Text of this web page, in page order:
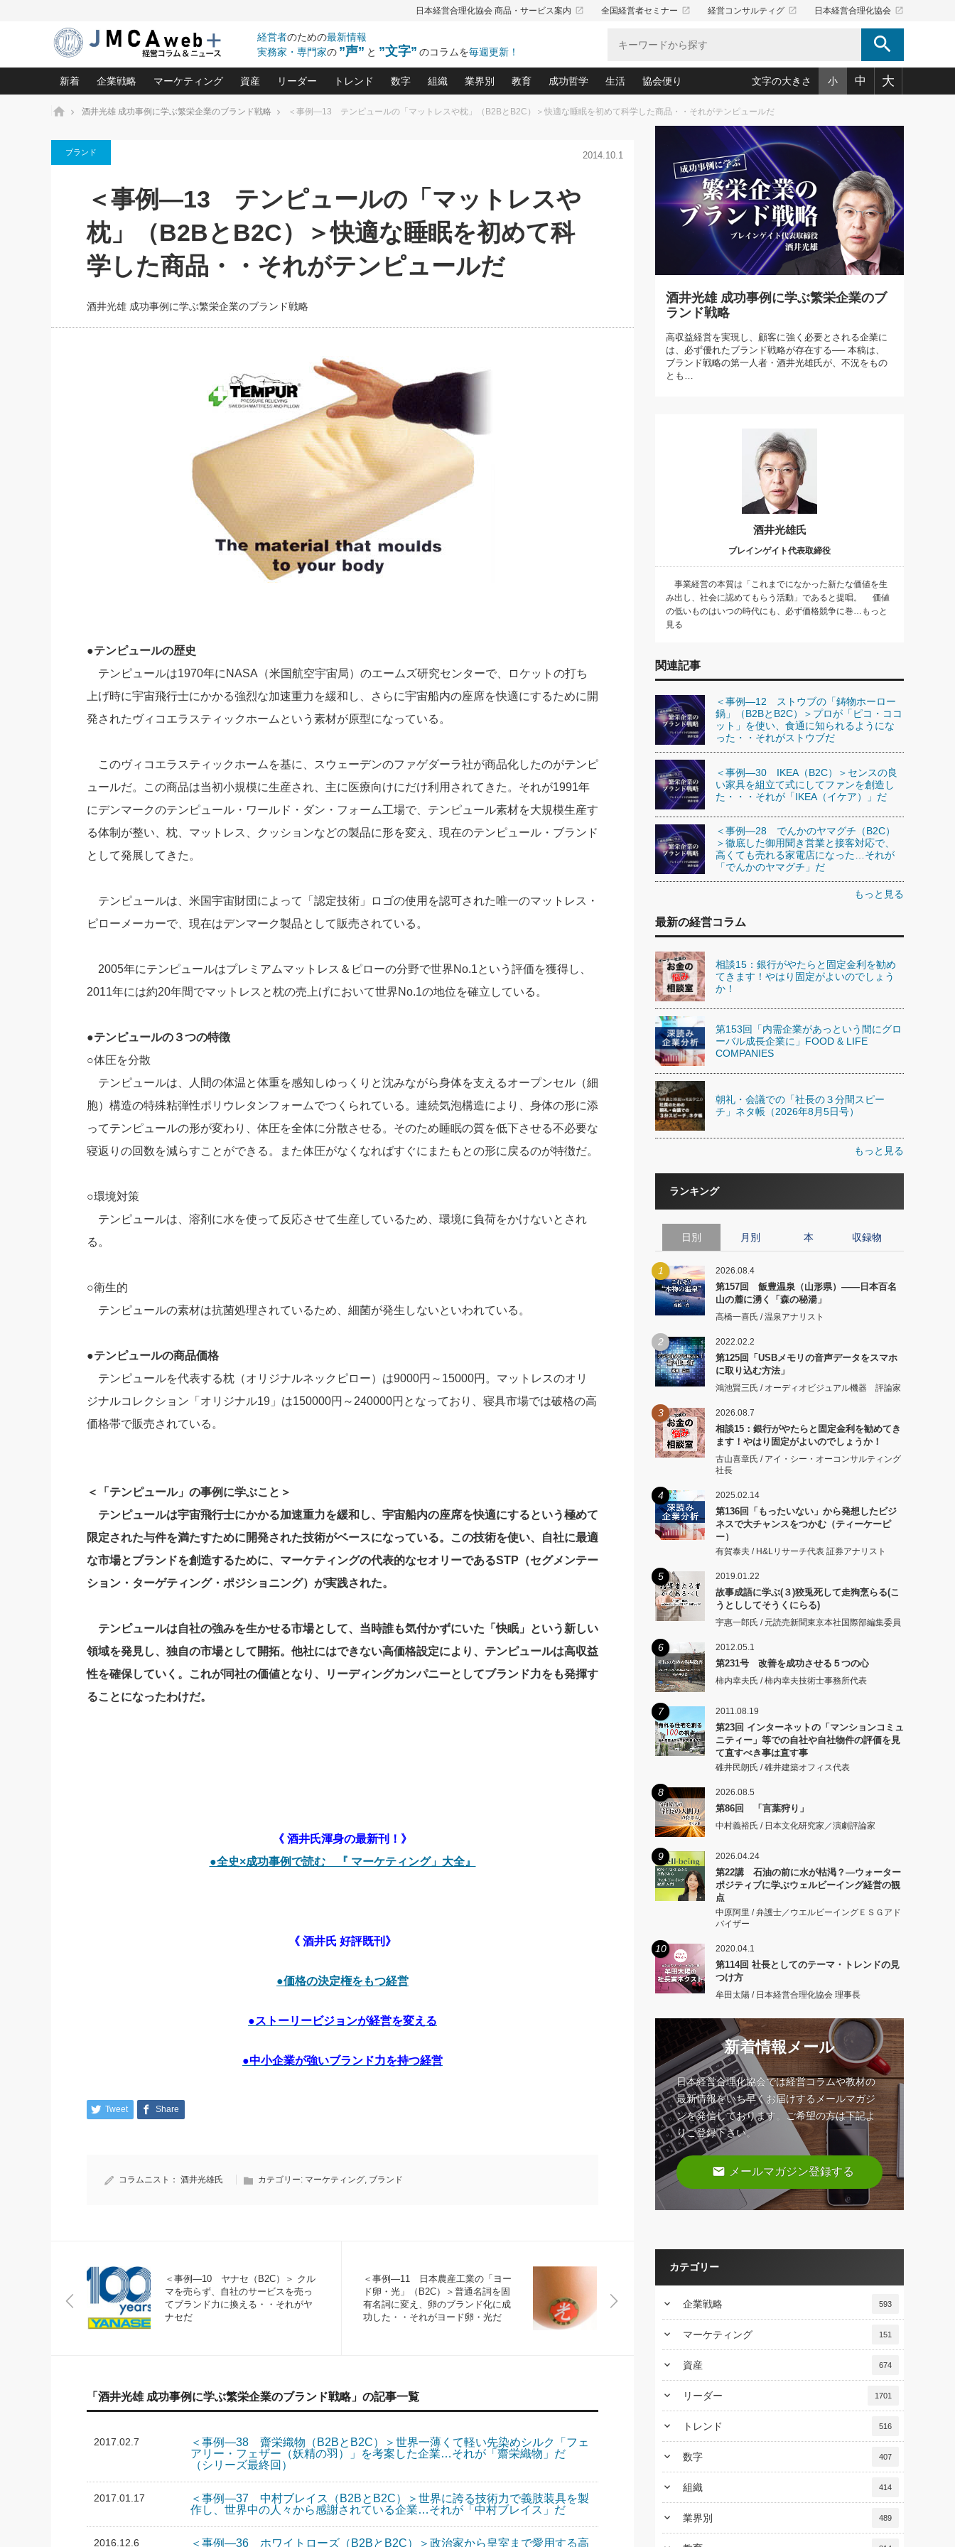
日本経営合理化協会 商品・サービス案内 launch 全国経営者セミナー launch 経営コンサルティグ launch 日本経営合理化協会 launch
経営者のための最新情報
実務家・専門家の ”声” と ”文字” のコラムを毎週更新！ search
新着
相談15：銀行がやたらと固定金
利を勧めてきます！やはり固定
がよいのでしょうか！
2026.08.7
う間にグローバル成長企業に」
FOOD & LIFE COMPANIES
2026.08.5
朝礼・会議での「社長の３分間
2026.08.5
第109話 伝統的産品を21世紀
に生かし切る！
2026.08.5
第86回 「言葉狩り」
もっとみる
企業戦略
中小企業の「１位づくり」戦略(96)
利益を最大化する「業務改善」横田尚哉氏(5)
強い会社を築く ビジネス・クリニック(240)
日本レーザー「人を大切にしながら利益を上げる経営」の極意
(3)
武器としてのM&A入門(3)
社長のための“儲かる通販”戦略視点(151)
マーケティング
ロングセラーの玉手箱(9)
大復活＆快進撃！ユニバーサルスタジオジャパンの成功要因と
は(5)
最高の自分を表現する 成功イメージ戦略(77)
酒井光雄 成功事例に学ぶ繁栄企業のブランド戦略(39)
資産
中国経済の最新動向(204)
事業承継の前に、決めておきたい、知っておきたい、やってお
きたいコト(12)
会社と社長のための資産管理講座(95)
深読み企業分析(153)
リーダー
ピョートル・F・グジバチの『経営戦略の新常識』(12)
指導者たる者かくあるべし(635)
朝礼・会議での「社長の３分間スピーチ」ネタ帳(159)
楠木建の「経営知になる考え方」(57)
酒井英之の社長のビジョン実現道場(10)
トレンド
北村森の「今月のヒット商品」(109)
次の売れ筋をつかむ術(102)
社長のメシの種 4.0(206)
数字
会社を守り抜くための緊急対策(100)
強い決算書の会社はココが違う！(36)
損益分岐点を下げる、Ｐ／Ｌ不況時代の新戦略(12)
新・会計経営と実学(37)
決算書の“見える化”術(12)
組織
職場の生産性を下げるハラスメントの予防策(10)
賃金決定の定石(68)
顧客・社員・社会から支持される「ウェルビーイング経営入
門」(23)
業界別
大久保一彦の“流行る”お店の仕組みづくり(210)
柿内幸夫─社長のための現場改善(174)
教育
あなただからお願いしたいと思われる 気配りの達人(127)
クレーム対応 実践マニュアル(92)
クレーム対応の新知識と新常識(57)
デキル社員に育てる！ 社員教育の決め手(203)
社長のための“全員営業”(30)
成功哲学
中国哲学に学ぶ 不況は会社守成の好機(38)
令和時代の「社長の人間力の磨き方」(86)
先人の名句名言の教え 東洋思想に学ぶ経営学(132)
渡部昇一の「日本の指導者たち」(32)
経営に活かす“十八史略”(30)
生活
おのころ心平の ──社長のための「か・ら・だマネジメント」
(50)
デジタルＡＶを味方に！新・仕事術(180)
リーダー脳の鍛え方(32)
ワインを楽しむ基礎レッスン(12)
必読！社長が読むべき今月の4冊(88)
眼と耳で楽しむ読書術(162)
社長の「氣」(30)
米国スポーツ・ビジネスに学ぶ心理学(98)
高橋一喜の『これぞ！"本物の温泉"』(157)
協会便り
「愛読者通信」著者インタビュー(44)
ビジネス見聞録 経営ニュース(100)
作間信司の経営無形庵(けいえいむぎょうあん)(166)
経営セミナー情報局(1)
繁栄への着眼点 牟田太陽(76)
講話を聞いて学ぼう 実学・耳学・磨く「ミミガク」のすすめ
文字の大きさ 小 中 大
ホーム 酒井光雄 成功事例に学ぶ繁栄企業のブランド戦略 ＜事例―13 テンピュールの「マットレスや枕」（B2BとB2C）＞快適な睡眠を初めて科学した商品・・それがテンピュールだ
ブランド 2014.10.1
＜事例―13 テンピュールの「マットレスや
枕」（B2BとB2C）＞快適な睡眠を初めて科
学した商品・・それがテンピュールだ
酒井光雄 成功事例に学ぶ繁栄企業のブランド戦略
●テンピュールの歴史
テンピュールは1970年にNASA（米国航空宇宙局）のエームズ研究センターで、ロケットの打ち
上げ時に宇宙飛行士にかかる強烈な加速重力を緩和し、さらに宇宙船内の座席を快適にするために開
発されたヴィコエラスティックホームという素材が原型になっている。
このヴィコエラスティックホームを基に、スウェーデンのファゲダーラ社が商品化したのがテンピ
ュールだ。この商品は当初小規模に生産され、主に医療向けにだけ利用されてきた。それが1991年
にデンマークのテンピュール・ワールド・ダン・フォーム工場で、テンピュール素材を大規模生産す
る体制が整い、枕、マットレス、クッションなどの製品に形を変え、現在のテンピュール・ブランド
として発展してきた。
テンピュールは、米国宇宙財団によって「認定技術」ロゴの使用を認可された唯一のマットレス・
ピローメーカーで、現在はデンマーク製品として販売されている。
2005年にテンピュールはプレミアムマットレス＆ピローの分野で世界No.1という評価を獲得し、
2011年には約20年間でマットレスと枕の売上げにおいて世界No.1の地位を確立している。
●テンピュールの３つの特徴
○体圧を分散
テンピュールは、人間の体温と体重を感知しゆっくりと沈みながら身体を支えるオープンセル（細
胞）構造の特殊粘弾性ポリウレタンフォームでつくられている。連続気泡構造により、身体の形に添
ってテンピュールの形が変わり、体圧を全体に分散させる。そのため睡眠の質を低下させる不必要な
寝返りの回数を減らすことができる。また体圧がなくなればすぐにまたもとの形に戻るのが特徴だ。
○環境対策
テンピュールは、溶剤に水を使って反応させて生産しているため、環境に負荷をかけないとされ
る。
○衛生的
テンピュールの素材は抗菌処理されているため、細菌が発生しないといわれている。
●テンピュールの商品価格
テンピュールを代表する枕（オリジナルネックピロー）は9000円～15000円。マットレスのオリ
ジナルコレクション「オリジナル19」は150000円～240000円となっており、寝具市場では破格の高
価格帯で販売されている。
＜「テンピュール」の事例に学ぶこと＞
テンピュールは宇宙飛行士にかかる加速重力を緩和し、宇宙船内の座席を快適にするという極めて
限定された与件を満たすために開発された技術がベースになっている。この技術を使い、自社に最適
な市場とブランドを創造するために、マーケティングの代表的なセオリーであるSTP（セグメンテー
ション・ターゲティング・ポジショニング）が実践された。
テンピュールは自社の強みを生かせる市場として、当時誰も気付かずにいた「快眠」という新しい
領域を発見し、独自の市場として開拓。他社にはできない高価格設定により、テンピュールは高収益
性を確保していく。これが同社の価値となり、リーディングカンパニーとしてブランド力をも発揮す
ることになったわけだ。
《 酒井氏渾身の最新刊！》
●全史×成功事例で読む 『 マーケティング」大全』
《 酒井氏 好評既刊》
●価格の決定権をもつ経営
●ストーリービジョンが経営を変える
●中小企業が強いブランド力を持つ経営
Tweet Share
コラムニスト： 酒井光雄氏 カテゴリー: マーケティング, ブランド
＜事例―10 ヤナセ（B2C）＞ クル
マを売らず、自社のサービスを売っ
てブランド力に換える・・それがヤ
ナセだ
＜事例―11 日本農産工業の「ヨー
ド卵・光」（B2C）＞普通名詞を固
有名詞に変え、卵のブランド化に成
功した・・それがヨード卵・光だ
「酒井光雄 成功事例に学ぶ繁栄企業のブランド戦略」の記事一覧
2017.02.7
＜事例―38 齋栄織物（B2BとB2C）＞世界一薄くて軽い先染めシルク「フェ
アリー・フェザー（妖精の羽）」を考案した企業…それが「齋栄織物」だ
（シリーズ最終回）
2017.01.17
＜事例―37 中村ブレイス（B2BとB2C）＞世界に誇る技術力で義肢装具を製
作し、世界中の人々から感謝されている企業…それが「中村ブレイス」だ
2016.12.6 ＜事例―36 ホワイトローズ（B2BとB2C）＞政治家から皇室まで愛用する高
酒井光雄 成功事例に学ぶ繁栄企業のブ
ランド戦略
高収益経営を実現し、顧客に強く必要とされる企業に
は、必ず優れたブランド戦略が存在する── 本稿は、
ブランド戦略の第一人者・酒井光雄氏が、不況をもの
とも…
酒井光雄氏
ブレインゲイト代表取締役
事業経営の本質は「これまでになかった新たな価値を生
み出し、社会に認めてもらう活動」であると提唱。 価値
の低いものはいつの時代にも、必ず価格競争に巻…もっと
見る
関連記事
＜事例―12 ストウブの「鋳物ホーロー
鍋」（B2BとB2C）＞プロが「ピコ・ココ
ット」を使い、食通に知られるようにな
った・・それがストウブだ
＜事例―30 IKEA（B2C）＞センスの良
い家具を組立て式にしてファンを創造し
た・・・それが「IKEA（イケア）」だ
＜事例―28 でんかのヤマグチ（B2C）
＞徹底した御用聞き営業と接客対応で、
高くても売れる家電店になった…それが
「でんかのヤマグチ」だ
もっと見る
最新の経営コラム
相談15：銀行がやたらと固定金利を勧め
てきます！やはり固定がよいのでしょう
か！
第153回「内需企業があっという間にグロ
ーバル成長企業に」FOOD & LIFE
COMPANIES
朝礼・会議での「社長の３分間スピー
チ」ネタ帳（2026年8月5日号）
もっと見る
ランキング
日別 月別 本 収録物
1 2026.08.4
第157回 飯豊温泉（山形県）――日本百名
山の麓に湧く「森の秘湯」
高橋一喜氏 / 温泉アナリスト
2 2022.02.2
第125回「USBメモリの音声データをスマホ
に取り込む方法」
鴻池賢三氏 / オーディオビジュアル機器 評論家
3 2026.08.7
相談15：銀行がやたらと固定金利を勧めてき
ます！やはり固定がよいのでしょうか！
古山喜章氏 / アイ・シー・オーコンサルティング
社長
4 2025.02.14
第136回「もったいない」から発想したビジ
ネスで大チャンスをつかむ（ティーケーピ
ー）
有賀泰夫 / H&Lリサーチ代表 証券アナリスト
5 2019.01.22
故事成語に学ぶ(３)狡兎死して走狗烹らる(こ
うとししてそうくにらる)
宇惠一郎氏 / 元読売新聞東京本社国際部編集委員
6 2012.05.1
第231号 改善を成功させる５つの心
柿内幸夫氏 / 柿内幸夫技術士事務所代表
7 2011.08.19
第23回 インターネットの「マンションコミュ
ニティー」等での自社や自社物件の評価を見
て直すべき事は直す事
碓井民朗氏 / 碓井建築オフィス代表
8 2026.08.5
第86回 「言葉狩り」
中村義裕氏 / 日本文化研究家／演劇評論家
9 2026.04.24
第22講 石油の前に水が枯渇？―ウォーター
ポジティブに学ぶウェルビーイング経営の観
点
中原阿里 / 弁護士／ウエルビーイングＥＳＧアド
バイザー
10 2020.04.1
第114回 社長としてのテーマ・トレンドの見
つけ方
牟田太陽 / 日本経営合理化協会 理事長
新着情報メール
日本経営合理化協会では経営コラムや教材の
最新情報をいち早くお届けするメールマガジ
ンを発信しております。ご希望の方は下記よ
りご登録下さい。
email メールマガジン登録する
カテゴリー
keyboard_arrow_down 企業戦略 593
keyboard_arrow_down マーケティング 151
keyboard_arrow_down 資産 674
keyboard_arrow_down リーダー 1701
keyboard_arrow_down トレンド 516
keyboard_arrow_down 数字 407
keyboard_arrow_down 組織 414
keyboard_arrow_down 業界別 489